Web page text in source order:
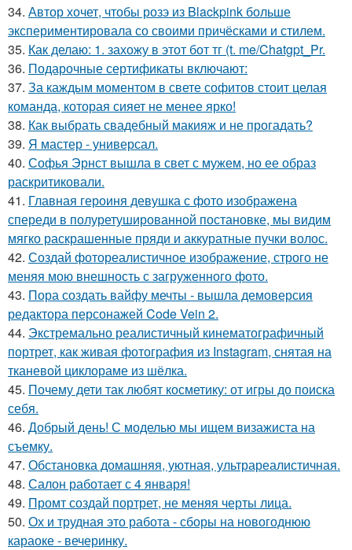
34. Автор хочет, чтобы розэ из Blackpink больше
экспериментировала со своими причёсками и стилем.
35. Как делаю: 1. захожу в этот бот тг (t. me/Chatgpt_Pr.
36. Подарочные сертификаты включают:
37. За каждым моментом в свете софитов стоит целая
команда, которая сияет не менее ярко!
38. Как выбрать свадебный макияж и не прогадать?
39. Я мастер - универсал.
40. Софья Эрнст вышла в свет с мужем, но ее образ
раскритиковали.
41. Главная героиня девушка с фото изображена
спереди в полуретушированной постановке, мы видим
мягко раскрашенные пряди и аккуратные пучки волос.
42. Создай фотореалистичное изображение, строго не
меняя мою внешность с загруженного фото.
43. Пора создать вайфу мечты - вышла демоверсия
редактора персонажей Code Vein 2.
44. Экстремально реалистичный кинематографичный
портрет, как живая фотография из Instagram, снятая на
тканевой циклораме из шёлка.
45. Почему дети так любят косметику: от игры до поиска
себя.
46. Добрый день! С моделью мы ищем визажиста на
съемку.
47. Обстановка домашняя, уютная, ультрареалистичная.
48. Салон работает с 4 января!
49. Промт создай портрет, не меняя черты лица.
50. Ох и трудная это работа - сборы на новогоднюю
караоке - вечеринку.